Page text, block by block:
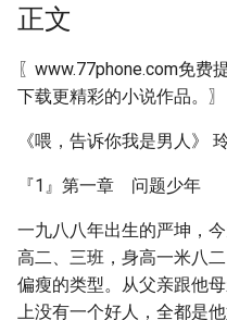
正文
〖www.77phone.com免费
下载更精彩的小说作品。〗
《喂，告诉你我是男人》
『1』第一章 问题少年
一九八八年出生的严坤，
高二、三班，身高一米八
偏瘦的类型。从父亲跟他
上没有一个好人，全都是